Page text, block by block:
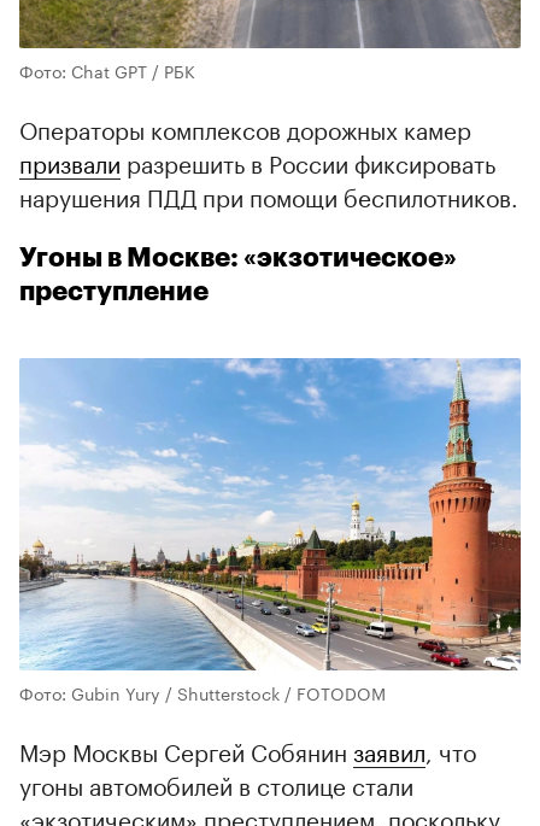
Фото: Chat GPT / РБК
Операторы комплексов дорожных камер
призвали разрешить в России фиксировать
нарушения ПДД при помощи беспилотников.
Угоны в Москве: «экзотическое»
преступление
Фото: Gubin Yury / Shutterstock / FOTODOM
Мэр Москвы Сергей Собянин заявил, что
угоны автомобилей в столице стали
«экзотическим» преступлением, поскольку